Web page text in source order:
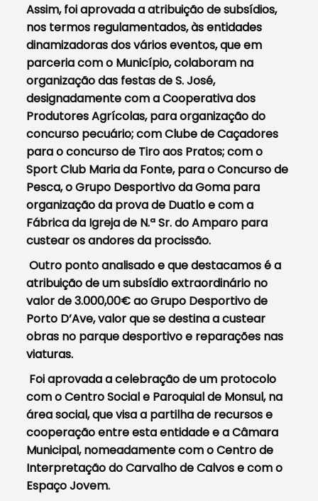
Assim, foi aprovada a atribuição de subsídios,
nos termos regulamentados, às entidades
dinamizadoras dos vários eventos, que em
parceria com o Município, colaboram na
organização das festas de S. José,
designadamente com a Cooperativa dos
Produtores Agrícolas, para organização do
concurso pecuário; com Clube de Caçadores
para o concurso de Tiro aos Pratos; com o
Sport Club Maria da Fonte, para o Concurso de
Pesca, o Grupo Desportivo da Goma para
organização da prova de Duatlo e com a
Fábrica da Igreja de N.ª Sr. do Amparo para
custear os andores da procissão.
Outro ponto analisado e que destacamos é a
atribuição de um subsídio extraordinário no
valor de 3.000,00€ ao Grupo Desportivo de
Porto D’Ave, valor que se destina a custear
obras no parque desportivo e reparações nas
viaturas.
Foi aprovada a celebração de um protocolo
com o Centro Social e Paroquial de Monsul, na
área social, que visa a partilha de recursos e
cooperação entre esta entidade e a Câmara
Municipal, nomeadamente com o Centro de
Interpretação do Carvalho de Calvos e com o
Espaço Jovem.